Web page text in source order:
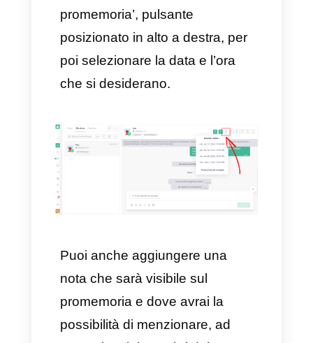
follow-up di un potenziale e
nuovo cliente per un acquisto
entro una determinata data.
delle conversazioni di
WhatsApp con Callbell
Questa determinata funzionalità
promemoria all’interno di una
chat così da essere avvisato in
tempo senza perdere